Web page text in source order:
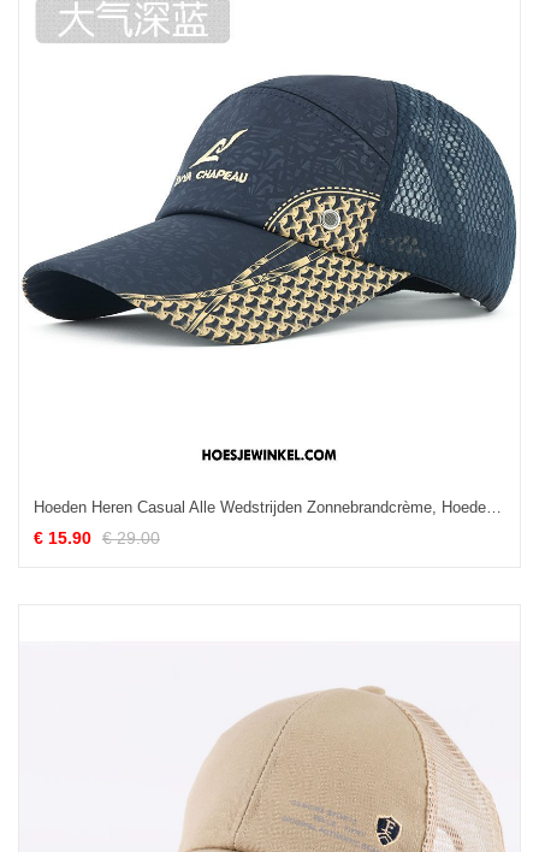
Hoeden Heren Casual Alle Wedstrijden Zonnebrandcrème, Hoeden Zomer 2018 Blau
€ 15.90 € 29.00